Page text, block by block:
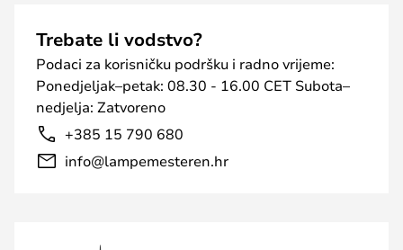
Trebate li vodstvo?
Podaci za korisničku podršku i radno vrijeme:
Ponedjeljak–petak: 08.30 - 16.00 CET Subota–
nedjelja: Zatvoreno
+385 15 790 680
info@lampemesteren.hr